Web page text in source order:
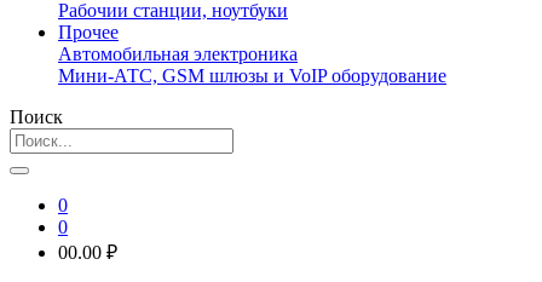
Рабочии станции, ноутбуки
Прочее
Автомобильная электроника
Мини-АТС, GSM шлюзы и VoIP оборудование
Поиск
0
0
00.00 ₽